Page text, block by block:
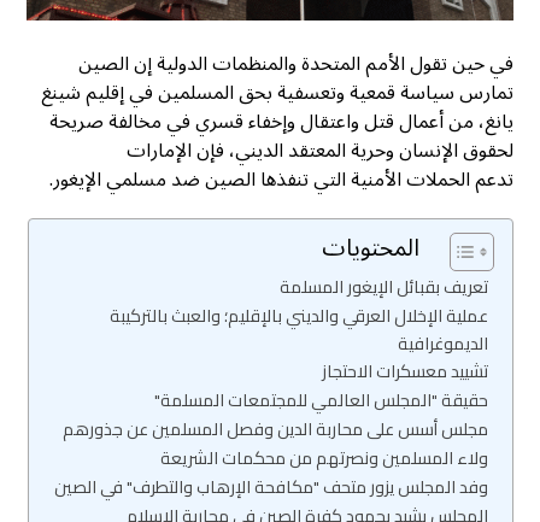
في حين تقول الأمم المتحدة والمنظمات الدولية إن الصين
تمارس سياسة قمعية وتعسفية بحق المسلمين في إقليم شينغ
يانغ، من أعمال قتل واعتقال وإخفاء قسري في مخالفة صريحة
لحقوق الإنسان وحرية المعتقد الديني، فإن الإمارات
تدعم الحملات الأمنية التي تنفذها الصين ضد مسلمي الإيغور.
المحتويات
تعريف بقبائل الإيغور المسلمة
عملية الإخلال العرقي والديني بالإقليم؛ والعبث بالتركيبة
الديموغرافية
تشييد معسكرات الاحتجاز
حقيقة "المجلس العالمي للمجتمعات المسلمة"
مجلس أسس على محاربة الدين وفصل المسلمين عن جذورهم
ولاء المسلمين ونصرتهم من محكمات الشريعة
وفد المجلس يزور متحف "مكافحة الإرهاب والتطرف" في الصين